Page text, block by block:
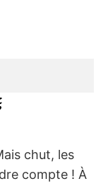
chut, les
compte ! À